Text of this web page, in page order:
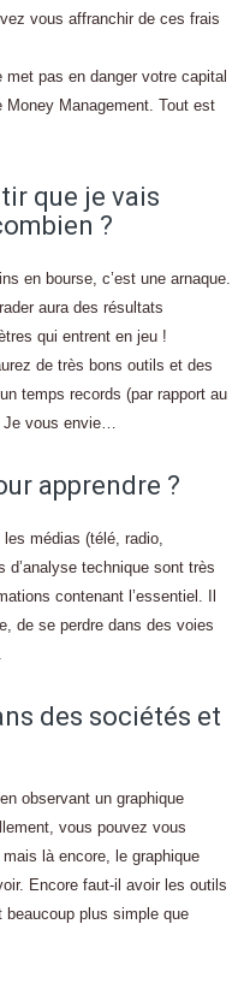
vous affranchir de ces frais
pas en danger votre capital
Management. Tout est
que je vais
?
en bourse, c’est une arnaque.
aura des résultats
qui entrent en jeu !
de très bons outils et des
temps records (par rapport au
Je vous envie…
apprendre ?
médias (télé, radio,
technique sont très
contenant l’essentiel. Il
de se perdre dans des voies
des sociétés et
observant un graphique
vous pouvez vous
là encore, le graphique
Encore faut-il avoir les outils
beaucoup plus simple que